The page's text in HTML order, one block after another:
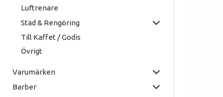
Luftrenare
Städ & Rengöring
Till Kaffet / Godis
Övrigt
Varumärken
Barber